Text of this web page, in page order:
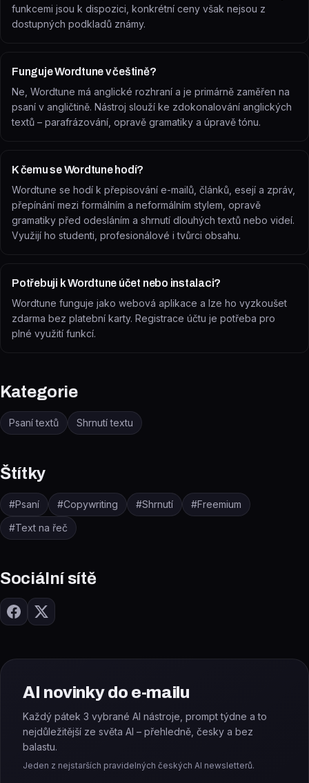
funkcemi jsou k dispozici, konkrétní ceny však nejsou z
dostupných podkladů známy.
Funguje Wordtune v češtině?
Ne, Wordtune má anglické rozhraní a je primárně zaměřen na
psaní v angličtině. Nástroj slouží ke zdokonalování anglických
textů – parafrázování, opravě gramatiky a úpravě tónu.
K čemu se Wordtune hodí?
Wordtune se hodí k přepisování e-mailů, článků, esejí a zpráv,
přepínání mezi formálním a neformálním stylem, opravě
gramatiky před odesláním a shrnutí dlouhých textů nebo videí.
Využijí ho studenti, profesionálové i tvůrci obsahu.
Potřebuji k Wordtune účet nebo instalaci?
Wordtune funguje jako webová aplikace a lze ho vyzkoušet
zdarma bez platební karty. Registrace účtu je potřeba pro
plné využití funkcí.
Kategorie
Psaní textů Shrnutí textu
Štítky
#Psaní #Copywriting #Shrnutí #Freemium
#Text na řeč
Sociální sítě
AI novinky do e-mailu
Každý pátek 3 vybrané AI nástroje, prompt týdne a to
nejdůležitější ze světa AI – přehledně, česky a bez
balastu.
Jeden z nejstarších pravidelných českých AI newsletterů.